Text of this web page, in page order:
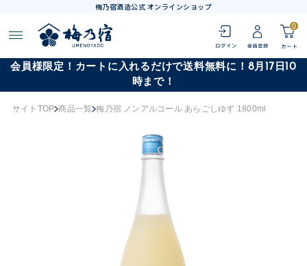
梅乃宿酒造公式 オンラインショップ
0
会員様限定！カートに入れるだけで送料無料に！8月17日10
時まで！
サイトTOP 商品一覧 梅乃宿 ノンアルコール あらごしゆず 1800ml